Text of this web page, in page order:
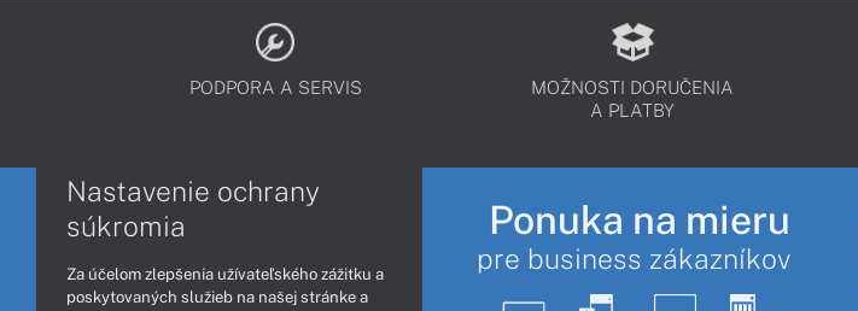
PODPORA A SERVIS
MOŽNOSTI DORUČENIA
A PLATBY
Ponuka na mieru
pre business zákazníkov
Nastavenie ochrany
súkromia
Za účelom zlepšenia užívateľského zážitku a
poskytovaných služieb na našej stránke a